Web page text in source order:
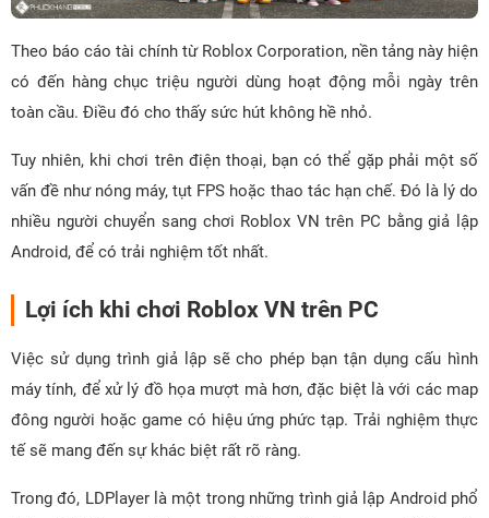
Theo báo cáo tài chính từ Roblox Corporation, nền tảng này hiện
có đến hàng chục triệu người dùng hoạt động mỗi ngày trên
toàn cầu. Điều đó cho thấy sức hút không hề nhỏ.
Tuy nhiên, khi chơi trên điện thoại, bạn có thể gặp phải một số
vấn đề như nóng máy, tụt FPS hoặc thao tác hạn chế. Đó là lý do
nhiều người chuyển sang chơi Roblox VN trên PC bằng giả lập
Android, để có trải nghiệm tốt nhất.
Lợi ích khi chơi Roblox VN trên PC
Việc sử dụng trình giả lập sẽ cho phép bạn tận dụng cấu hình
máy tính, để xử lý đồ họa mượt mà hơn, đặc biệt là với các map
đông người hoặc game có hiệu ứng phức tạp. Trải nghiệm thực
tế sẽ mang đến sự khác biệt rất rõ ràng.
Trong đó, LDPlayer là một trong những trình giả lập Android phổ